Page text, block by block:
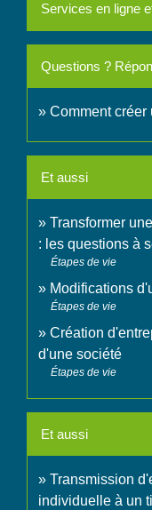
Services en ligne
Questions ?
Comment créer
Et aussi
Transformer
: les questions à
Étapes de vie
Modifications
Étapes de vie
Création
d'une société
Étapes de vie
Et aussi
Transmission
individuelle à un